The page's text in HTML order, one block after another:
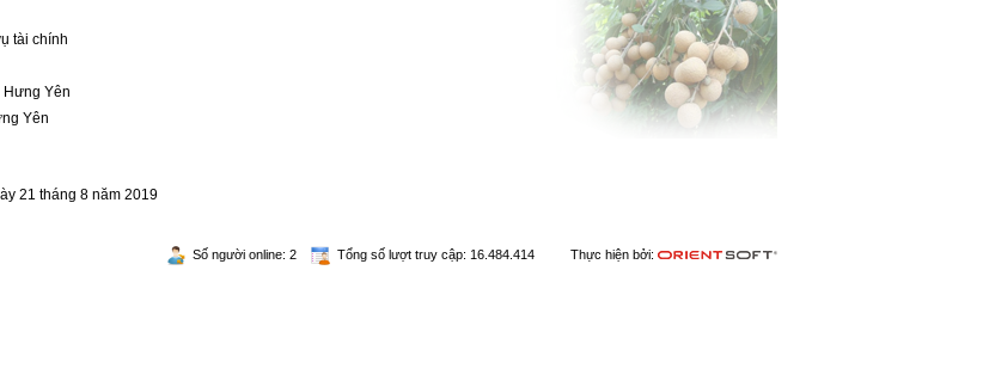
tài chính
Yên
Yên
21 tháng 8 năm 2019
Số người online: 2 Tổng số lượt truy cập: 16.484.414 Thực hiện bởi: